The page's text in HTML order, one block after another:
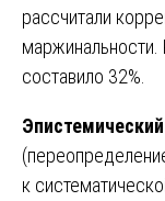
рассчитали
составило 32%.
к